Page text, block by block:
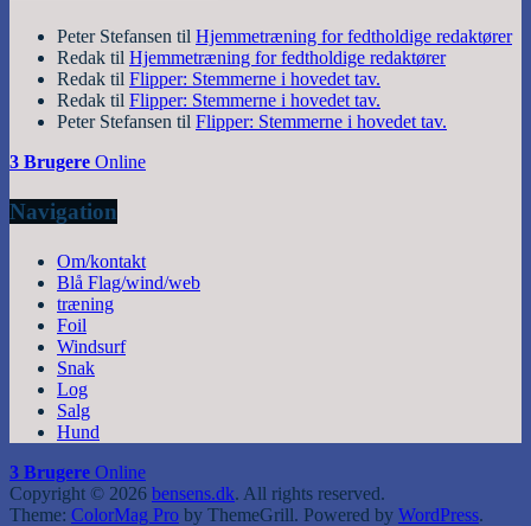
Peter Stefansen til Hjemmetræning for fedtholdige redaktører
Redak til Hjemmetræning for fedtholdige redaktører
Redak til Flipper: Stemmerne i hovedet tav.
Redak til Flipper: Stemmerne i hovedet tav.
Peter Stefansen til Flipper: Stemmerne i hovedet tav.
3 Brugere Online
Navigation
Om/kontakt
Blå Flag/wind/web
træning
Foil
Windsurf
Snak
Log
Salg
Hund
3 Brugere Online
Copyright © 2026 bensens.dk. All rights reserved.
Theme: ColorMag Pro by ThemeGrill. Powered by WordPress.